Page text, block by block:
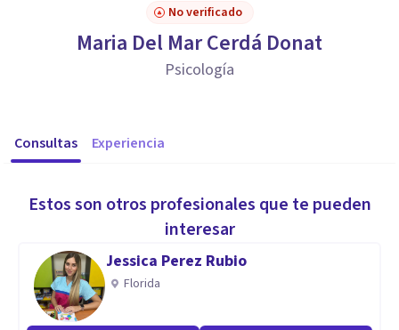
No verificado
Maria Del Mar Cerdá Donat
Psicología
Consultas Experiencia
Estos son otros profesionales que te pueden
interesar
Jessica Perez Rubio
Florida